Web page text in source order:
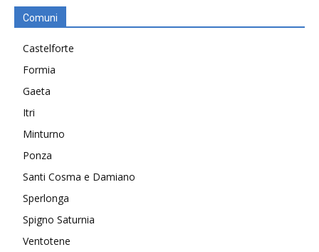
Comuni
Castelforte
Formia
Gaeta
Itri
Minturno
Ponza
Santi Cosma e Damiano
Sperlonga
Spigno Saturnia
Ventotene